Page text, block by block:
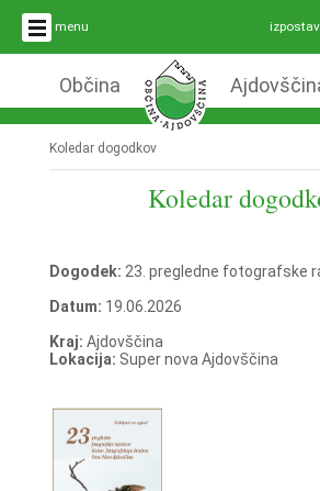
menu
Občina
Koledar dogodkov
Koledar
Dogodek: 23. pregledne fotografske
Datum: 19.06.2026
Kraj: Ajdovščina
Lokacija: Super nova Ajdovščina